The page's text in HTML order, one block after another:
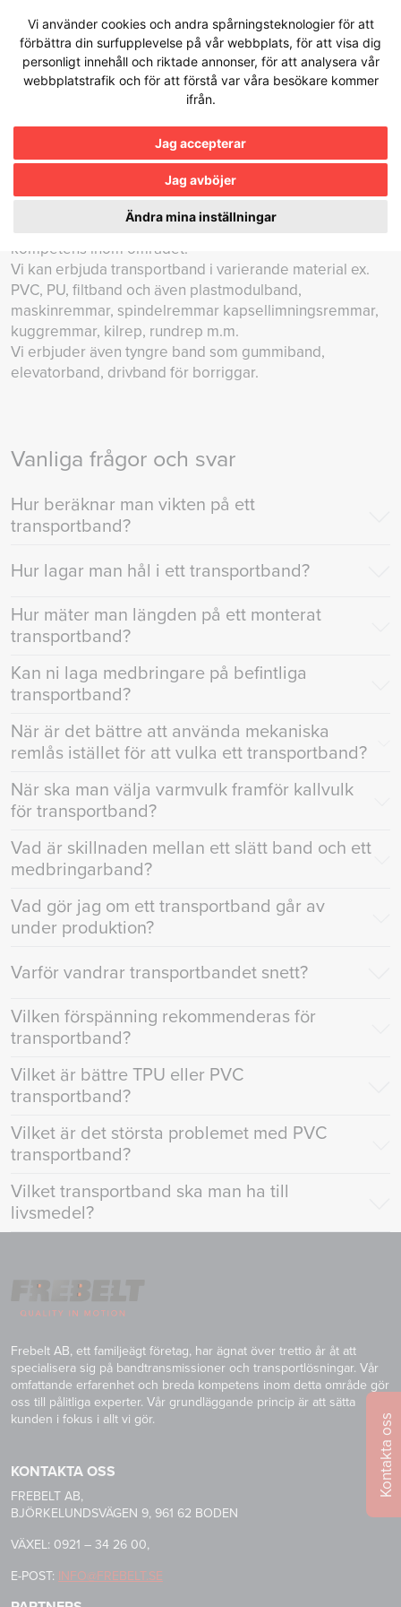
Vi använder cookies och andra spårningsteknologier för att
förbättra din surfupplevelse på vår webbplats, för att visa dig
personligt innehåll och riktade annonser, för att analysera vår
webbplatstrafik och för att förstå var våra besökare kommer
ifrån.
Jag accepterar
Jag avböjer
Ändra mina inställningar
innehållet
Kontakta oss
Transportband och Drivremmar
Transportband och Drivremmar
Frebelt är leverantör för transportband och drivremmar
för hela industrin. Vi har lång erfarenhet och bred
kompetens inom området.
Vi kan erbjuda transportband i varierande material ex.
PVC, PU, filtband och även plastmodulband,
maskinremmar, spindelremmar kapsellimningsremmar,
kuggremmar, kilrep, rundrep m.m.
Vi erbjuder även tyngre band som gummiband,
elevatorband, drivband för borriggar.
Vanliga frågor och svar
Hur beräknar man vikten på ett
transportband?
Hur lagar man hål i ett transportband?
Hur mäter man längden på ett monterat
transportband?
Kan ni laga medbringare på befintliga
transportband?
När är det bättre att använda mekaniska
remlås istället för att vulka ett transportband?
När ska man välja varmvulk framför kallvulk
för transportband?
Vad är skillnaden mellan ett slätt band och ett
medbringarband?
Vad gör jag om ett transportband går av
under produktion?
Varför vandrar transportbandet snett?
Vilken förspänning rekommenderas för
transportband?
Vilket är bättre TPU eller PVC
transportband?
Vilket är det största problemet med PVC
transportband?
Vilket transportband ska man ha till
livsmedel?
Frebelt AB, ett familjeägt företag, har ägnat över trettio år åt att
specialisera sig på bandtransmissioner och transportlösningar. Vår
omfattande erfarenhet och breda kompetens inom detta område gör
oss till pålitliga experter. Vår grundläggande princip är att sätta
kunden i fokus i allt vi gör.
KONTAKTA OSS
FREBELT AB,
BJÖRKELUNDSVÄGEN 9, 961 62 BODEN
VÄXEL: 0921 – 34 26 00,
E-POST: INFO@FREBELT.SE